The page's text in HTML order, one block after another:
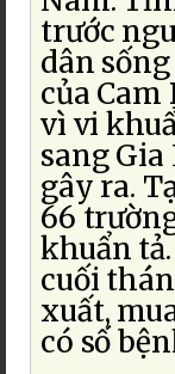
trước
dân
của
vì vi
sang
gây ra.
66
khuẩn
cuối
xuất,
có số